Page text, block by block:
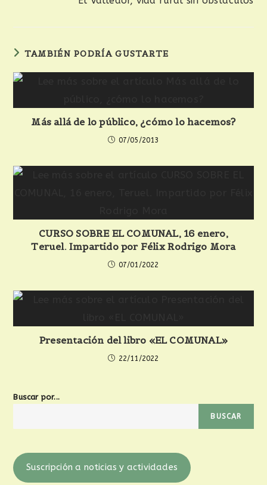
TAMBIÉN PODRÍA GUSTARTE
Más allá de lo público, ¿cómo lo hacemos?
07/05/2013
CURSO SOBRE EL COMUNAL, 16 enero,
Teruel. Impartido por Félix Rodrigo Mora
07/01/2022
Presentación del libro «EL COMUNAL»
22/11/2022
Buscar por...
BUSCAR
Suscripción a noticias y actividades